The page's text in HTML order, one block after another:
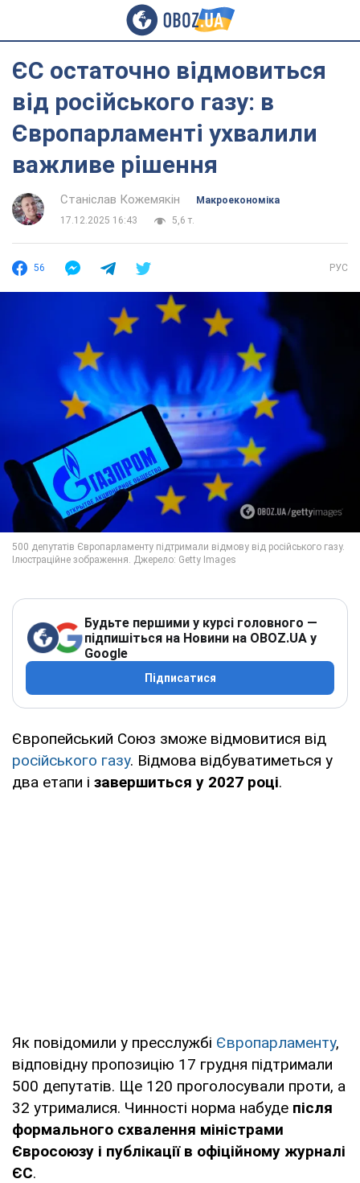
ЄС остаточно відмовиться
від російського газу: в
Європарламенті ухвалили
важливе рішення
Станіслав Кожемякін
Mакроекономіка
17.12.2025 16:43
5,6 т.
56 РУС
Будьте першими у курсі головного —
підпишіться на Новини на OBOZ.UA у
Google
Підписатися
Європейський Союз зможе відмовитися від
російського газу. Відмова відбуватиметься у
два етапи і завершиться у 2027 році.
Як повідомили у пресслужбі Європарламенту,
відповідну пропозицію 17 грудня підтримали
500 депутатів. Ще 120 проголосували проти, а
32 утрималися. Чинності норма набуде після
формального схвалення міністрами
Євросоюзу і публікації в офіційному журналі
ЄС.